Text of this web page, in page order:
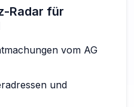
Radar für
vom AG
und